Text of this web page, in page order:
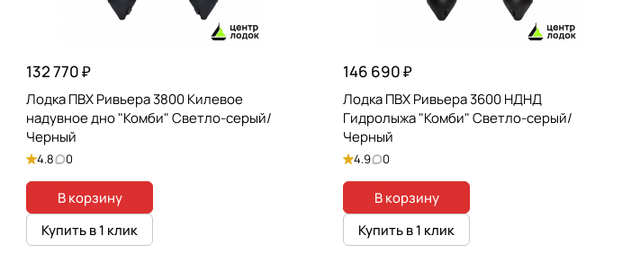
132 770 ₽
Лодка ПВХ Ривьера 3800 Килевое
надувное дно "Комби" Светло-серый/
Черный
4.8 0
В корзину
Купить в 1 клик
146 690 ₽
Лодка ПВХ Ривьера 3600 НДНД
Гидролыжа "Комби" Светло-серый/
Черный
4.9 0
В корзину
Купить в 1 клик